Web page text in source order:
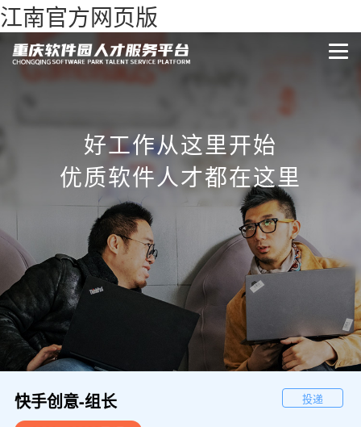
江南官方网页版
好工作从这里开始
优质软件人才都在这里
快手创意-组长 投递